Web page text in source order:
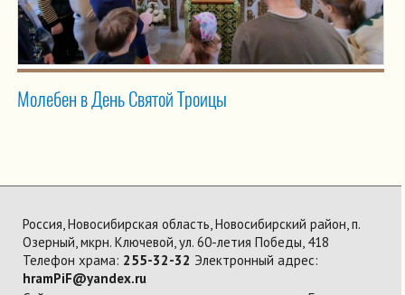
Молебен в День Святой Троицы
Россия, Новосибирская область, Новосибирский район, п.
Озерный, мкрн. Ключевой, ул. 60-летия Победы, 418
Телефон храма: 255-32-32 Электронный адрес:
hramPiF@yandex.ru